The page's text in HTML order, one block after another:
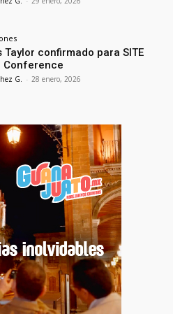
Taylor confirmado para SITE
Conference
G. - 28 enero, 2026